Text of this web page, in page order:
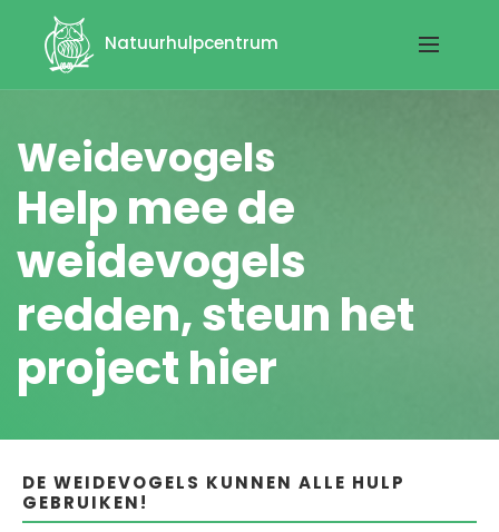
Natuurhulpcentrum
Weidevogels
Help mee de
weidevogels
redden, steun het
project hier
DE WEIDEVOGELS KUNNEN ALLE HULP
GEBRUIKEN!